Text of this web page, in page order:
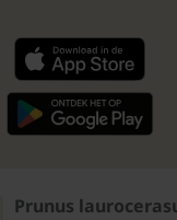
Prunus